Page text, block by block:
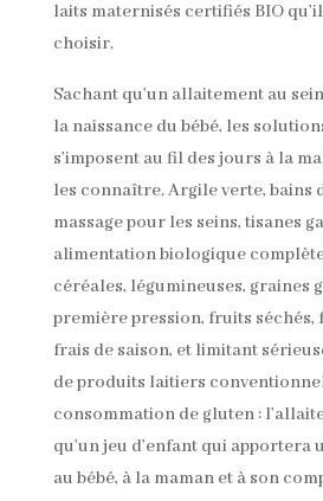
laits maternisés certifiés BIO
choisir.
Sachant qu’un allaitement au
la naissance du bébé, les
s’imposent au fil des jours à la
les connaître. Argile verte, bains
massage pour les seins, tisanes
alimentation biologique
céréales, légumineuses, graines
première pression, fruits séchés,
frais de saison, et limitant
de produits laitiers
consommation de gluten :
qu’un jeu d’enfant qui apportera
au bébé, à la maman et à son